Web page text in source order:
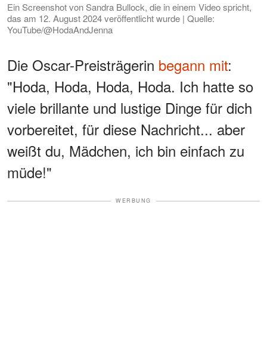
Ein Screenshot von Sandra Bullock, die in einem Video spricht,
das am 12. August 2024 veröffentlicht wurde | Quelle:
YouTube/@HodaAndJenna
Die Oscar-Preisträgerin begann mit:
"Hoda, Hoda, Hoda, Hoda. Ich hatte so
viele brillante und lustige Dinge für dich
vorbereitet, für diese Nachricht... aber
weißt du, Mädchen, ich bin einfach zu
müde!"
WERBUNG